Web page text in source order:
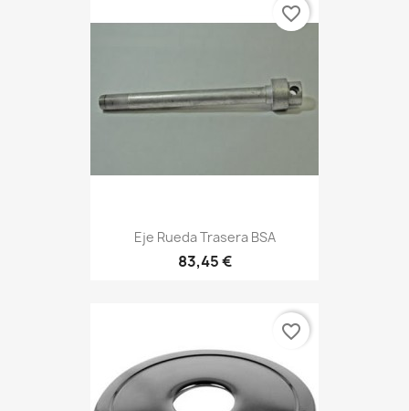
Eje Rueda Trasera BSA
83,45 €
favorite_border
favorite_border